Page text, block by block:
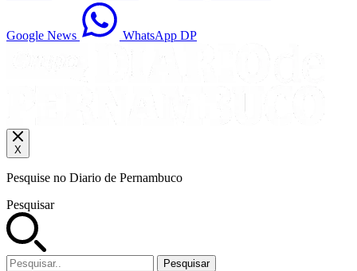
Google News WhatsApp DP
X
Pesquise no Diario de Pernambuco
Pesquisar
Pesquisar